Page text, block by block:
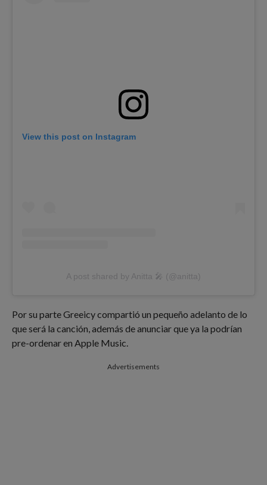
View this post on Instagram
A post shared by Anitta 🎤 (@anitta)
Por su parte Greeicy compartió un pequeño adelanto de lo
que será la canción, además de anunciar que ya la podrían
pre-ordenar en Apple Music.
Advertisements